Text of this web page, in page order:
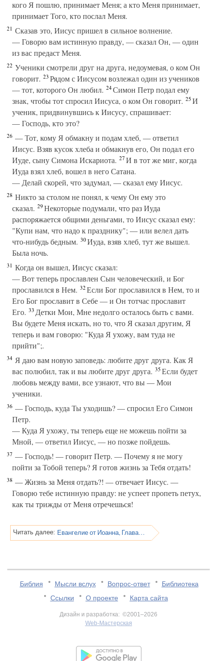
кого Я пошлю, принимает Меня; а кто Меня принимает,
принимает Того, кто послал Меня.
21 Сказав это, Иисус пришел в сильное волнение.
— Говорю вам истинную правду, — сказал Он, — один
из вас предаст Меня.
22 Ученики смотрели друг на друга, недоумевая, о ком Он
говорит. 23Рядом с Иисусом возлежал один из учеников
— тот, которого Он любил. 24Симон Петр подал ему
знак, чтобы тот спросил Иисуса, о ком Он говорит. 25И
ученик, придвинувшись к Иисусу, спрашивает:
— Господь, кто это?
26 — Тот, кому Я обмакну и подам хлеб, — ответил
Иисус. Взяв кусок хлеба и обмакнув его, Он подал его
Иуде, сыну Симона Искариота. 27И в тот же миг, когда
Иуда взял хлеб, вошел в него Сатана.
— Делай скорей, что задумал, — сказал ему Иисус.
28 Никто за столом не понял, к чему Он ему это
сказал. 29Некоторые подумали, что раз Иуда
распоряжается общими деньгами, то Иисус сказал ему:
"Купи нам, что надо к празднику"; — или велел дать
что-нибудь бедным. 30Иуда, взяв хлеб, тут же вышел.
Была ночь.
31 Когда он вышел, Иисус сказал:
— Вот теперь прославлен Сын человеческий, и Бог
прославился в Нем. 32Если Бог прославился в Нем, то и
Его Бог прославит в Себе — и Он тотчас прославит
Его. 33Детки Мои, Мне недолго осталось быть с вами.
Вы будете Меня искать, но то, что Я сказал другим, Я
теперь и вам говорю: "Куда Я ухожу, вам туда не
прийти";.
34 Я даю вам новую заповедь: любите друг друга. Как Я
вас полюбил, так и вы любите друг друга. 35Если будет
любовь между вами, все узнают, что вы — Мои
ученики.
36 — Господь, куда Ты уходишь? — спросил Его Симон
Петр.
— Куда Я ухожу, ты теперь еще не можешь пойти за
Мной, — ответил Иисус, — но позже пойдешь.
37 — Господь! — говорит Петр. — Почему я не могу
пойти за Тобой теперь? Я готов жизнь за Тебя отдать!
38 — Жизнь за Меня отдать?! — отвечает Иисус. —
Говорю тебе истинную правду: не успеет пропеть петух,
как ты трижды от Меня отречешься!
Читать далее: Евангелие от Иоанна, Глава 14
Библия Мысли вслух Вопрос-ответ
Библиотека
Ссылки
О проекте Карта сайта
Дизайн и разработка: ©2001–2026
Web-Мастерская